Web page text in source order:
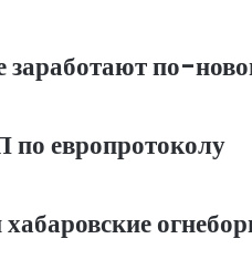
заработают по-
по европротоколу